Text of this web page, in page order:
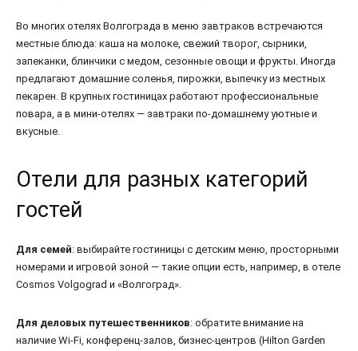
Во многих отелях Волгограда в меню завтраков встречаются
местные блюда: каша на молоке, свежий творог, сырники,
запеканки, блинчики с медом, сезонные овощи и фрукты. Иногда
предлагают домашние соленья, пирожки, выпечку из местных
пекарен. В крупных гостиницах работают профессиональные
повара, а в мини-отелях — завтраки по-домашнему уютные и
вкусные.
Отели для разных категорий
гостей
Для семей: выбирайте гостиницы с детским меню, просторными
номерами и игровой зоной — такие опции есть, например, в отеле
Cosmos Volgograd и «Волгоград».
Для деловых путешественников: обратите внимание на
наличие Wi-Fi, конференц-залов, бизнес-центров (Hilton Garden